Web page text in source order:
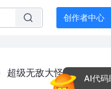
创作者中心
超级无敌大怪兽 AI代码